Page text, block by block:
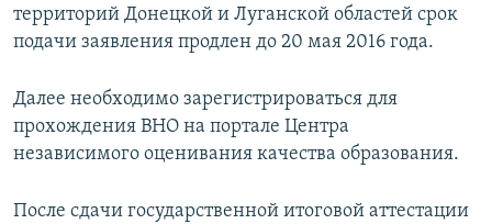
территорий Донецкой и Луганской областей срок
подачи заявления продлен до 20 мая 2016 года.
Далее необходимо зарегистрироваться для
прохождения ВНО на портале Центра
независимого оценивания качества образования.
После сдачи государственной итоговой аттестации